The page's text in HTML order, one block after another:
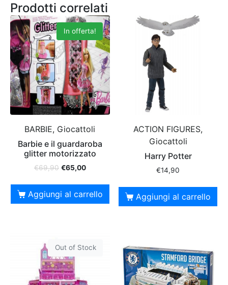
Prodotti correlati
In offerta!
BARBIE, Giocattoli
Barbie e il guardaroba
glitter motorizzato
€69,90 €65,00
Aggiungi al carrello
ACTION FIGURES,
Giocattoli
Harry Potter
€14,90
Aggiungi al carrello
Out of Stock